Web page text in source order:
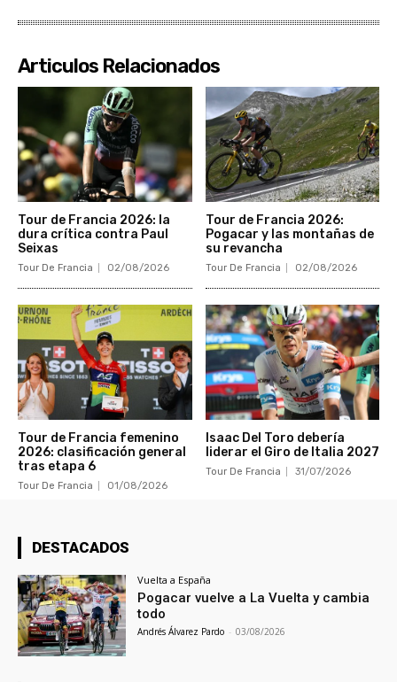
Articulos Relacionados
Tour de Francia 2026: la
dura crítica contra Paul
Seixas
Tour De Francia 02/08/2026
Tour de Francia 2026:
Pogacar y las montañas de
su revancha
Tour De Francia 02/08/2026
Tour de Francia femenino
2026: clasificación general
tras etapa 6
Tour De Francia 01/08/2026
Isaac Del Toro debería
liderar el Giro de Italia 2027
Tour De Francia 31/07/2026
DESTACADOS
Vuelta a España
Pogacar vuelve a La Vuelta y cambia
todo
Andrés Álvarez Pardo - 03/08/2026